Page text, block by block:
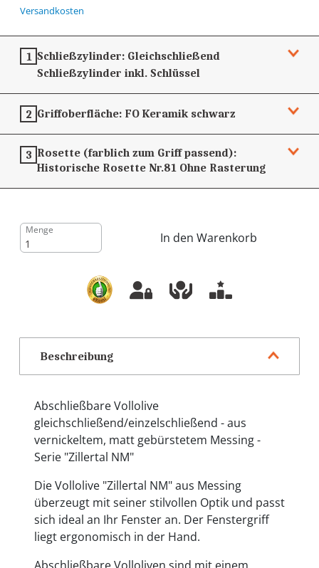
Versandkosten
1 Schließzylinder: Gleichschließend
Schließzylinder inkl. Schlüssel
2 Griffoberfläche: FO Keramik schwarz
3 Rosette (farblich zum Griff passend):
Historische Rosette Nr.81 Ohne Rasterung
Menge
In den Warenkorb
Beschreibung
Abschließbare Vollolive
gleichschließend/einzelschließend - aus
vernickeltem, matt gebürstetem Messing -
Serie "Zillertal NM"
Die Vollolive "Zillertal NM" aus Messing
überzeugt mit seiner stilvollen Optik und passt
sich ideal an Ihr Fenster an. Der Fenstergriff
liegt ergonomisch in der Hand.